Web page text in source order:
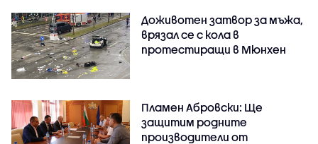
Доживотен затвор за мъжа,
врязал се с кола в
протестиращи в Мюнхен
Пламен Абровски: Ще
защитим родните
производители от